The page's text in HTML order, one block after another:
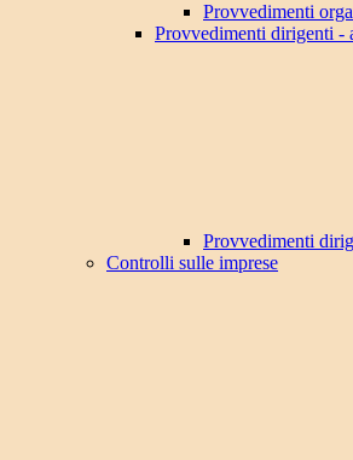
Provvedimenti
Provvedimenti dirigenti -
Provvedimenti
Controlli sulle imprese